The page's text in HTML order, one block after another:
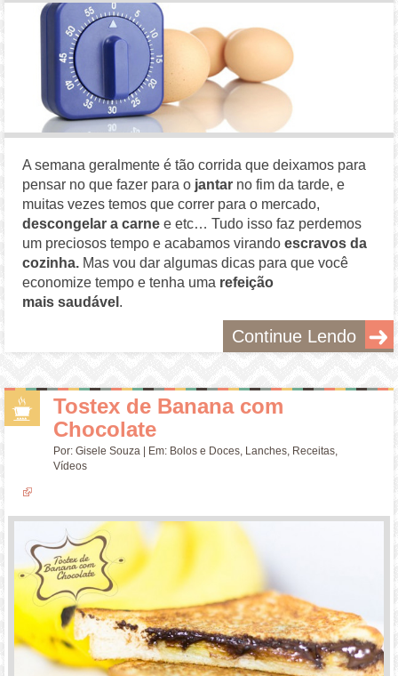
A semana geralmente é tão corrida que deixamos para
pensar no que fazer para o jantar no fim da tarde, e
muitas vezes temos que correr para o mercado,
descongelar a carne e etc… Tudo isso faz perdemos
um preciosos tempo e acabamos virandoescravos da
cozinha. Mas vou dar algumas dicas para que você
economize tempo e tenha uma refeição
mais saudável .
Continue Lendo
Tostex de Banana com
Chocolate
Por:Gisele Souza | Em: Bolos e Doces, Lanches, Receitas,
Vídeos